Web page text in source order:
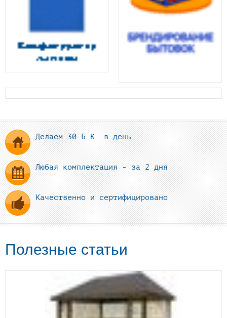
Делаем 30 Б.К. в день
Любая комплектация - за 2 дня
Качественно и сертифицировано
Полезные статьи